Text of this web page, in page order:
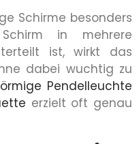
Schirme besonders
in mehrere
ist, wirkt das
dabei wuchtig zu
Pendelleuchte
erzielt oft genau